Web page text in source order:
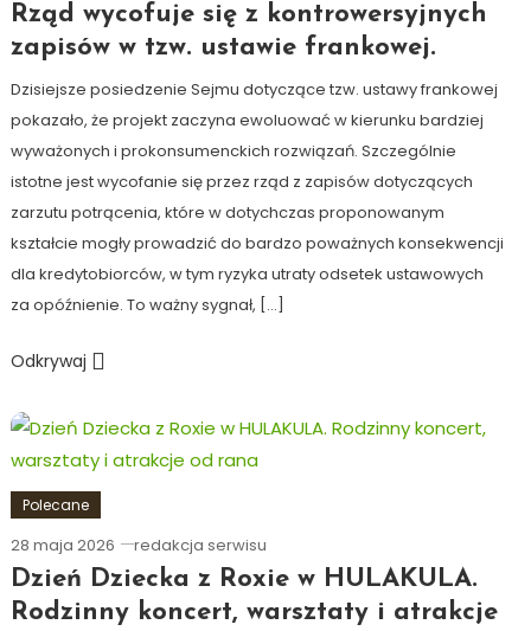
Rząd wycofuje się z kontrowersyjnych
zapisów w tzw. ustawie frankowej.
Dzisiejsze posiedzenie Sejmu dotyczące tzw. ustawy frankowej
pokazało, że projekt zaczyna ewoluować w kierunku bardziej
wyważonych i prokonsumenckich rozwiązań. Szczególnie
istotne jest wycofanie się przez rząd z zapisów dotyczących
zarzutu potrącenia, które w dotychczas proponowanym
kształcie mogły prowadzić do bardzo poważnych konsekwencji
dla kredytobiorców, w tym ryzyka utraty odsetek ustawowych
za opóźnienie. To ważny sygnał, […]
Odkrywaj
Polecane
28 maja 2026 redakcja serwisu
Dzień Dziecka z Roxie w HULAKULA.
Rodzinny koncert, warsztaty i atrakcje